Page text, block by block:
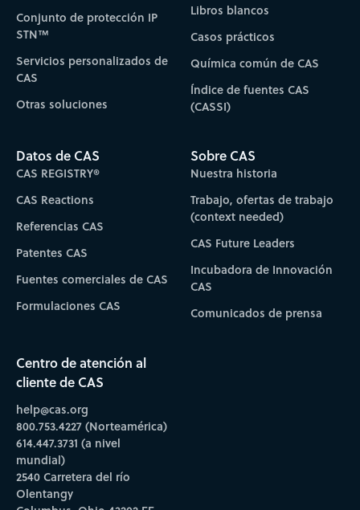
Conjunto de protección IP
STN™
Servicios personalizados de
CAS
Otras soluciones
Libros blancos
Casos prácticos
Química común de CAS
Índice de fuentes CAS
(CASSI)
Datos de CAS
CAS REGISTRY®
CAS Reactions
Referencias CAS
Patentes CAS
Fuentes comerciales de CAS
Formulaciones CAS
Sobre CAS
Nuestra historia
Trabajo, ofertas de trabajo
(context needed)
CAS Future Leaders
Incubadora de Innovación
CAS
Comunicados de prensa
Centro de atención al
cliente de CAS
help@cas.org
800.753.4227 (Norteamérica)
614.447.3731 (a nivel
mundial)
2540 Carretera del río
Olentangy